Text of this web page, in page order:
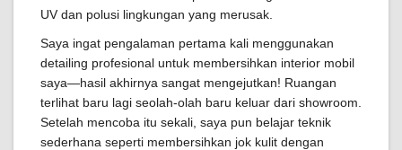
UV dan polusi lingkungan yang merusak.
Saya ingat pengalaman pertama kali menggunakan
detailing profesional untuk membersihkan interior mobil
saya—hasil akhirnya sangat mengejutkan! Ruangan
terlihat baru lagi seolah-olah baru keluar dari showroom.
Setelah mencoba itu sekali, saya pun belajar teknik
sederhana seperti membersihkan jok kulit dengan